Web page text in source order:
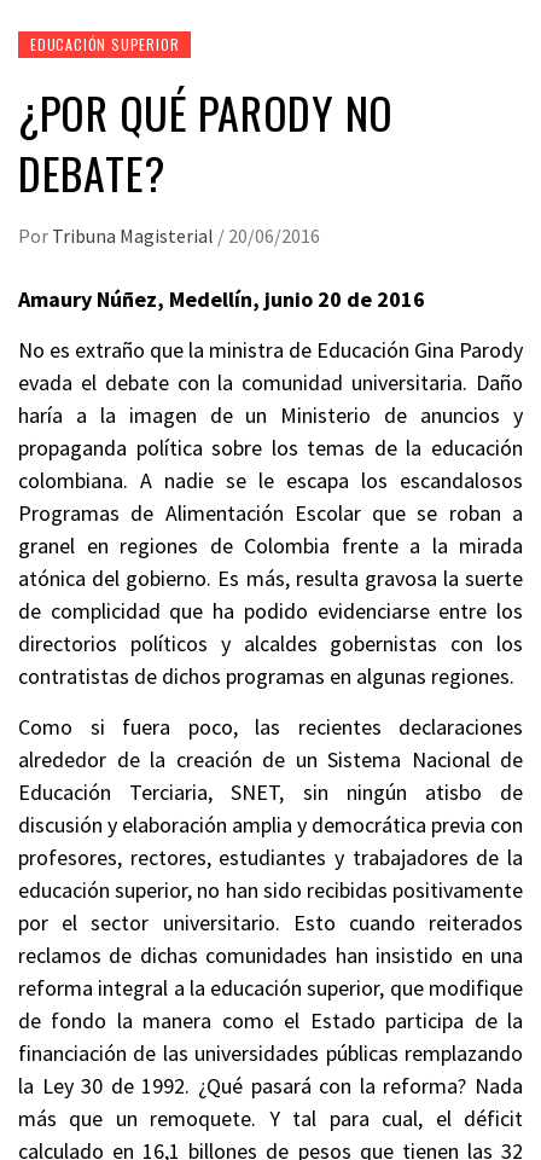
EDUCACIÓN SUPERIOR
¿POR QUÉ PARODY NO
DEBATE?
Por Tribuna Magisterial / 20/06/2016
Amaury Núñez, Medellín, junio 20 de 2016
No es extraño que la ministra de Educación Gina Parody
evada el debate con la comunidad universitaria. Daño
haría a la imagen de un Ministerio de anuncios y
propaganda política sobre los temas de la educación
colombiana. A nadie se le escapa los escandalosos
Programas de Alimentación Escolar que se roban a
granel en regiones de Colombia frente a la mirada
atónica del gobierno. Es más, resulta gravosa la suerte
de complicidad que ha podido evidenciarse entre los
directorios políticos y alcaldes gobernistas con los
contratistas de dichos programas en algunas regiones.
Como si fuera poco, las recientes declaraciones
alrededor de la creación de un Sistema Nacional de
Educación Terciaria, SNET, sin ningún atisbo de
discusión y elaboración amplia y democrática previa con
profesores, rectores, estudiantes y trabajadores de la
educación superior, no han sido recibidas positivamente
por el sector universitario. Esto cuando reiterados
reclamos de dichas comunidades han insistido en una
reforma integral a la educación superior, que modifique
de fondo la manera como el Estado participa de la
financiación de las universidades públicas remplazando
la Ley 30 de 1992. ¿Qué pasará con la reforma? Nada
más que un remoquete. Y tal para cual, el déficit
calculado en 16,1 billones de pesos que tienen las 32